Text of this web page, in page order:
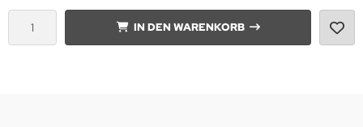
IN DEN WARENKORB